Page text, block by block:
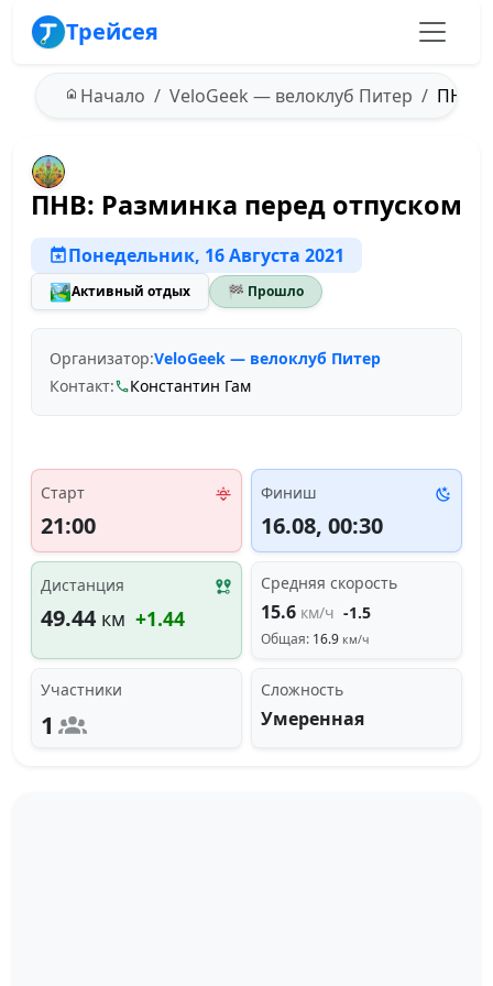
Трейсея
Начало VeloGeek — велоклуб Питер ПНВ:
ПНВ: Разминка перед отпуском
Понедельник, 16 Августа 2021
🏞️Активный отдых 🏁 Прошло
Организатор:VeloGeek — велоклуб Питер
Контакт:
Константин Гам
Старт
21:00
Финиш
16.08, 00:30
Дистанция
49.44 км +1.44
Средняя скорость
15.6 км/ч -1.5
Общая: 16.9 км/ч
Участники
1
Сложность
Умеренная